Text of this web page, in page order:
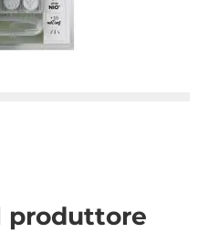
produttore